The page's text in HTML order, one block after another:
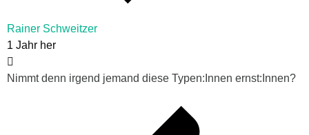
Rainer Schweitzer
1 Jahr her
Nimmt denn irgend jemand diese Typen:Innen ernst:Innen?